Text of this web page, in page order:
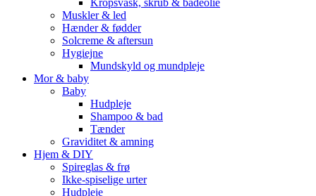
Kropsvask, skrub & badeolie
Muskler & led
Hænder & fødder
Solcreme & aftersun
Hygiejne
Mundskyld og mundpleje
Mor & baby
Baby
Hudpleje
Shampoo & bad
Tænder
Graviditet & amning
Hjem & DIY
Spireglas & frø
Ikke-spiselige urter
Hudpleje